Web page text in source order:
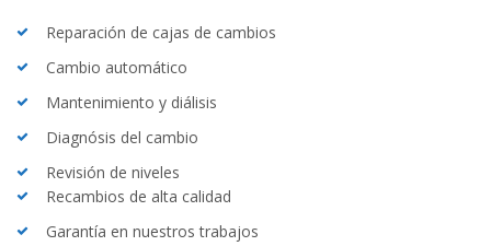
Reparación de cajas de cambios
Cambio automático
Mantenimiento y diálisis
Diagnósis del cambio
Revisión de niveles
Recambios de alta calidad
Garantía en nuestros trabajos